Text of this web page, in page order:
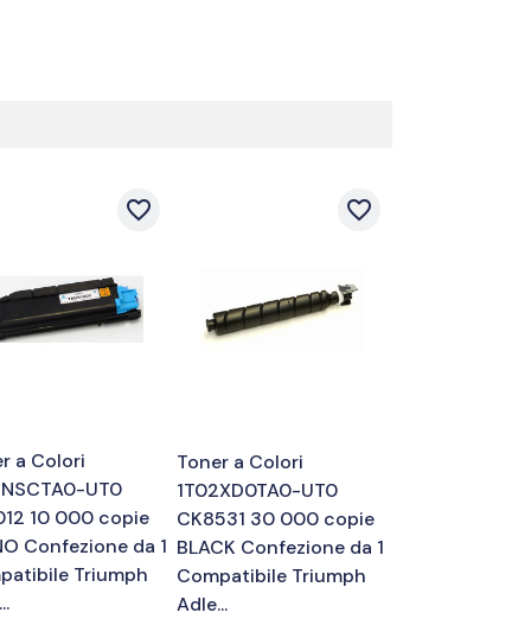
favorite_border
a Colori
UT0
10 000 copie
Confezione da 1
Triumph
favorite_border
Toner a Colori
1T02XD0TA0-UT0
CK8531 30 000 copie
BLACK Confezione da 1
Compatibile Triumph
Adle...